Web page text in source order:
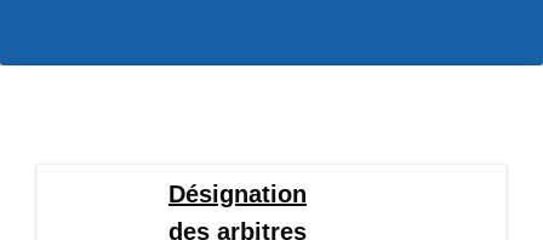
Désignation
des arbitres